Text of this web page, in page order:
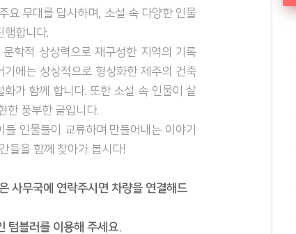
요 무대를 답사하며, 소설 속 다양한 인물
행합니다.
학적 상상력으로 재구성한 지역의 기록
에는 상상적으로 형상화한 제주의 건축
가 함께 합니다. 또한 소설 속 인물이 살
한 풍부한 글입니다.
인물들이 교류하며 만들어내는 이야기
들을 함께 찾아가 봅시다!
사무국에 연락주시면 차량을 연결해드
텀블러를 이용해 주세요.